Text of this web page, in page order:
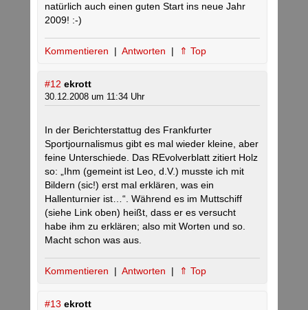
natürlich auch einen guten Start ins neue Jahr
2009! :-)
Kommentieren | Antworten | ⇑ Top
#12 ekrott
30.12.2008 um 11:34 Uhr
In der Berichterstattug des Frankfurter
Sportjournalismus gibt es mal wieder kleine, aber
feine Unterschiede. Das REvolverblatt zitiert Holz
so: „Ihm (gemeint ist Leo, d.V.) musste ich mit
Bildern (sic!) erst mal erklären, was ein
Hallenturnier ist…“. Während es im Muttschiff
(siehe Link oben) heißt, dass er es versucht
habe ihm zu erklären; also mit Worten und so.
Macht schon was aus.
Kommentieren | Antworten | ⇑ Top
#13 ekrott